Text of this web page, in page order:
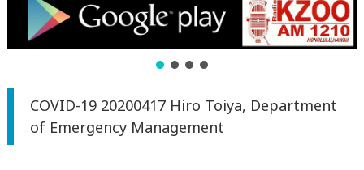
COVID-19 20200417 Hiro Toiya, Department
of Emergency Management